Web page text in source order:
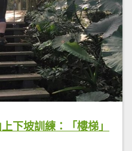
下坡訓練：「樓梯」